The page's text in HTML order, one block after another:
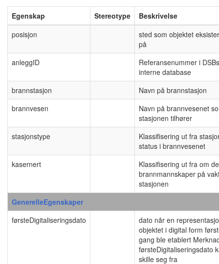
Egenskap Stereotype
Beskrivelse
posisjon
sted som objektet
på
anleggID
Referansenummer i DSBs
interne database
brannstasjon
Navn på brannstasjon
brannvesen
Navn på brannvesenet
stasjonen tilhører
stasjonstype
Klassifisering ut fra
status i brannvesenet
kasernert
Klassifisering ut fra om
brannmannskaper på
stasjonen
GenerelleEgenskaper
førsteDigitaliseringsdato
dato når en
objektet i digital form
gang ble etablert
førsteDigitaliseringsdato
skille seg fra